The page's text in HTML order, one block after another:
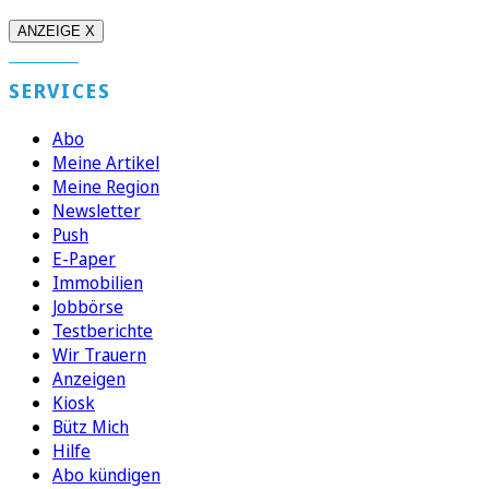
ANZEIGE X
SERVICES
Abo
Meine Artikel
Meine Region
Newsletter
Push
E-Paper
Immobilien
Jobbörse
Testberichte
Wir Trauern
Anzeigen
Kiosk
Bütz Mich
Hilfe
Abo kündigen